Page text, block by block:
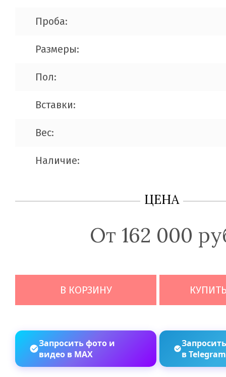
Проба:
Размеры:
Пол:
Вставки:
Вес:
Наличие:
ЦЕНА
От 162 000
В КОРЗИНУ
Запросить фото и
видео в MAX
в